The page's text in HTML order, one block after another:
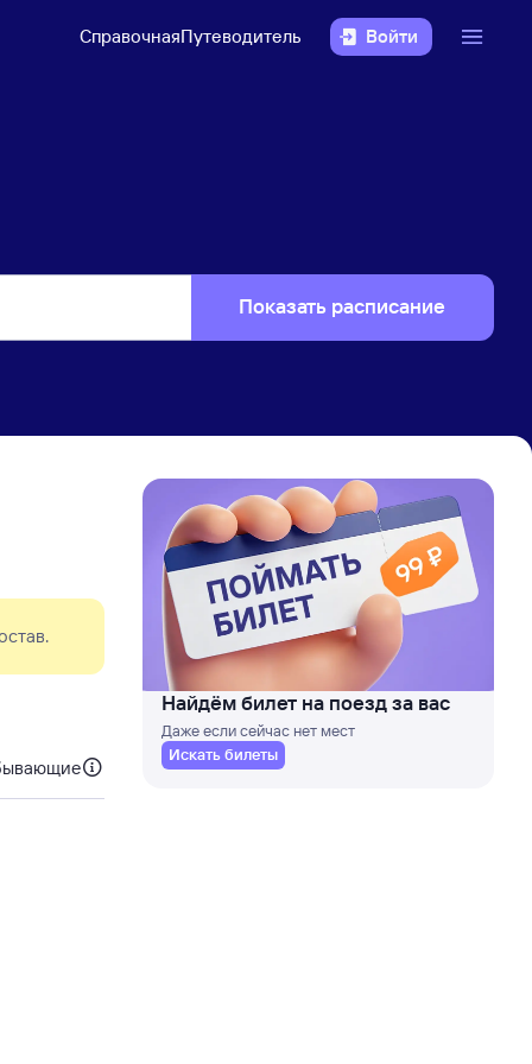
СправочнаяПутеводитель Войти
Показать расписание
Найдём билет на поезд за вас
Даже если сейчас нет мест
Искать билеты